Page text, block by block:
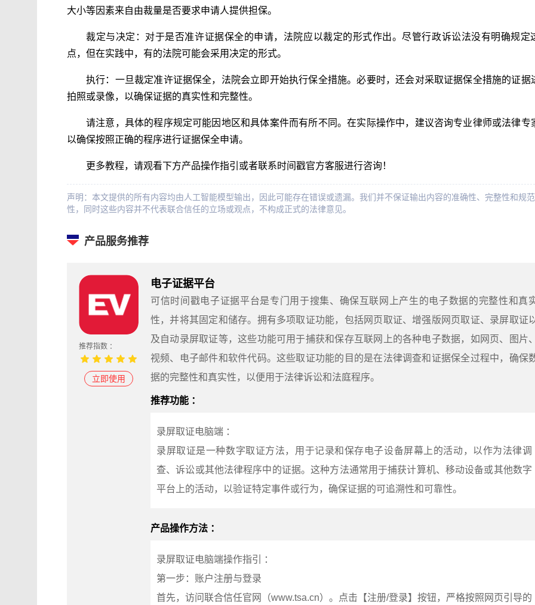
大小等因素来自由裁量是否要求申请人提供担保。
裁定与决定：对于是否准许证据保全的申请，法院应以裁定的形式作出。尽管行政诉讼法没有明确规定
点，但在实践中，有的法院可能会采用决定的形式。
执行：一旦裁定准许证据保全，法院会立即开始执行保全措施。必要时，还会对采取证据保全措施的证据
拍照或录像，以确保证据的真实性和完整性。
请注意，具体的程序规定可能因地区和具体案件而有所不同。在实际操作中，建议咨询专业律师或法律专
以确保按照正确的程序进行证据保全申请。
更多教程，请观看下方产品操作指引或者联系时间戳官方客服进行咨询！
声明：本文提供的所有内容均由人工智能模型输出，因此可能存在错误或遗漏。我们并不保证输出内容的准确性、完整性和规范
性，同时这些内容并不代表联合信任的立场或观点，不构成正式的法律意见。
产品服务推荐
推荐指数 ：
立即使用
电子证据平台
可信时间戳电子证据平台是专门用于搜集、确保互联网上产生的电子数据的完整性和真
性，并将其固定和储存。拥有多项取证功能，包括网页取证、增强版网页取证、录屏取证
及自动录屏取证等，这些功能可用于捕获和保存互联网上的各种电子数据，如网页、图片、
视频、电子邮件和软件代码。这些取证功能的目的是在法律调查和证据保全过程中，确保
据的完整性和真实性，以便用于法律诉讼和法庭程序。
推荐功能 ：
录屏取证电脑端 ：
录屏取证是一种数字取证方法，用于记录和保存电子设备屏幕上的活动，以作为法律调
查、诉讼或其他法律程序中的证据。这种方法通常用于捕获计算机、移动设备或其他数字
平台上的活动，以验证特定事件或行为，确保证据的可追溯性和可靠性。
产品操作方法 ：
录屏取证电脑端操作指引 ：
第一步：账户注册与登录
首先，访问联合信任官网（www.tsa.cn）。点击【注册/登录】按钮，严格按照网页引导的